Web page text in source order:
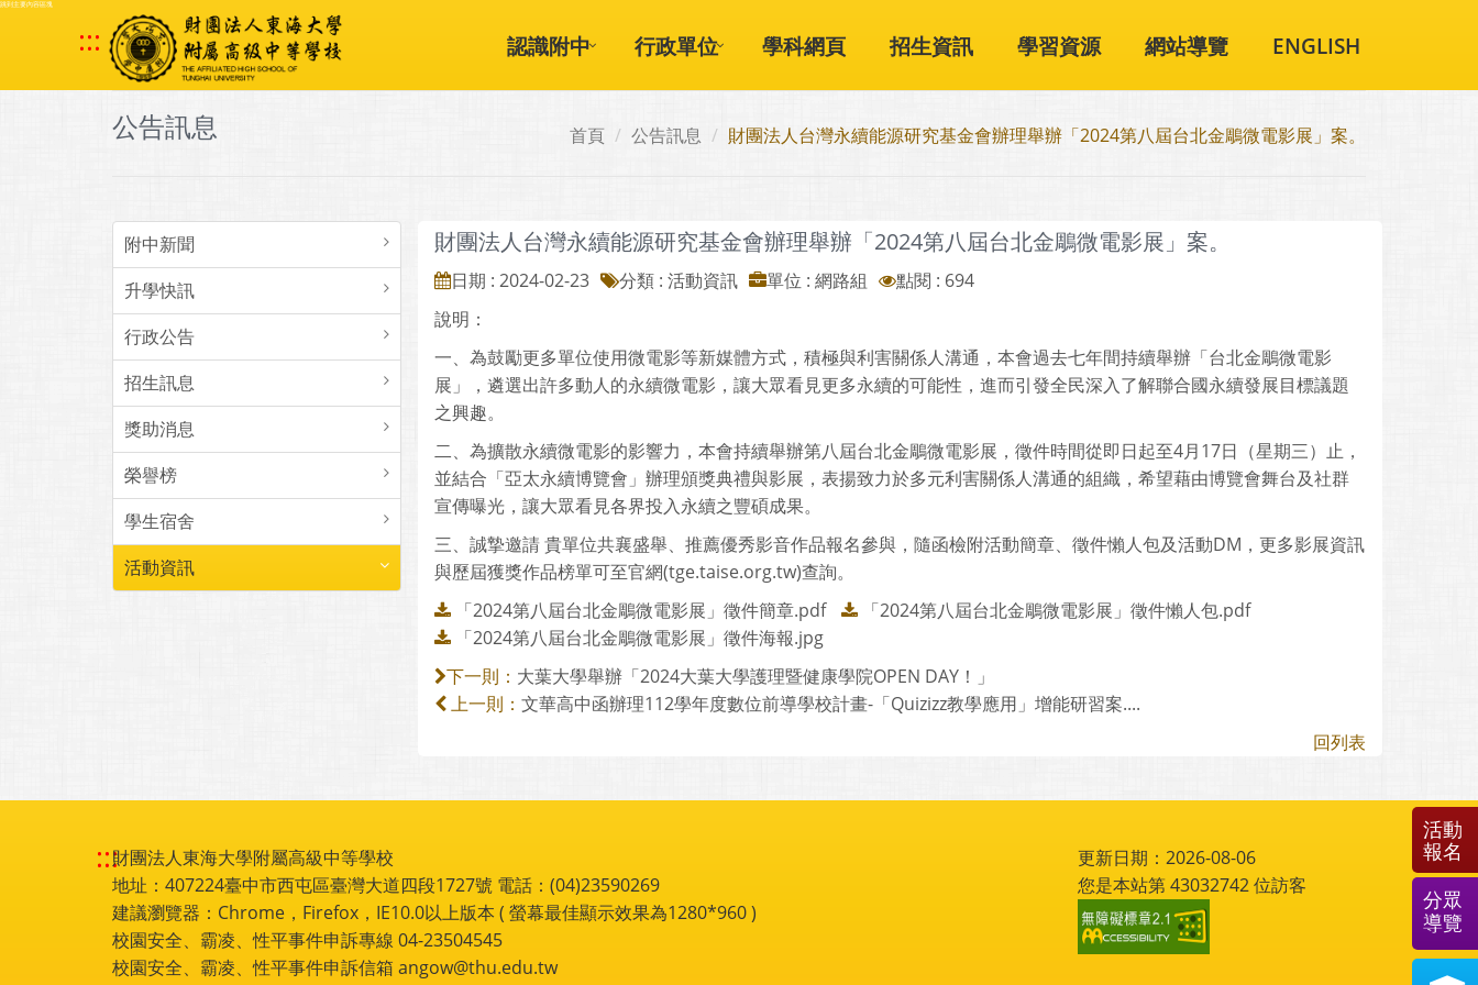
跳到主要內容區塊
::: 認識附中 行政單位 學科網頁 招生資訊 學習資源 網站導覽 ENGLISH
公告訊息 首頁 公告訊息 財團法人台灣永續能源研究基金會辦理舉辦「2024第八屆台北金鵰微電影展」案。
附中新聞
升學快訊
行政公告
招生訊息
獎助消息
榮譽榜
學生宿舍
活動資訊
財團法人台灣永續能源研究基金會辦理舉辦「2024第八屆台北金鵰微電影展」案。
日期 : 2024-02-23 分類 : 活動資訊 單位 : 網路組
點閱 : 694
說明：
一、為鼓勵更多單位使用微電影等新媒體方式，積極與利害關係人溝通，本會過去七年間持續舉辦「台北金鵰微電影
展」，遴選出許多動人的永續微電影，讓大眾看見更多永續的可能性，進而引發全民深入了解聯合國永續發展目標議題
之興趣。
二、為擴散永續微電影的影響力，本會持續舉辦第八屆台北金鵰微電影展，徵件時間從即日起至4月17日（星期三）止，
並結合「亞太永續博覽會」辦理頒獎典禮與影展，表揚致力於多元利害關係人溝通的組織，希望藉由博覽會舞台及社群
宣傳曝光，讓大眾看見各界投入永續之豐碩成果。
三、誠摯邀請 貴單位共襄盛舉、推薦優秀影音作品報名參與，隨函檢附活動簡章、徵件懶人包及活動DM，更多影展資訊
與歷屆獲獎作品榜單可至官網(tge.taise.org.tw)查詢。
「2024第八屆台北金鵰微電影展」徵件簡章.pdf
「2024第八屆台北金鵰微電影展」徵件懶人包.pdf
「2024第八屆台北金鵰微電影展」徵件海報.jpg
下一則： 大葉大學舉辦「2024大葉大學護理暨健康學院OPEN DAY！」
上一則： 文華高中函辦理112學年度數位前導學校計畫-「Quizizz教學應用」增能研習案....
回列表
:::財團法人東海大學附屬高級中等學校
地址：407224臺中市西屯區臺灣大道四段1727號 電話：(04)23590269
建議瀏覽器：Chrome，Firefox，IE10.0以上版本 ( 螢幕最佳顯示效果為1280*960 )
校園安全、霸凌、性平事件申訴專線 04-23504545
校園安全、霸凌、性平事件申訴信箱 angow@thu.edu.tw
更新日期：2026-08-06
您是本站第43032742位訪客
活動
報名
分眾
導覽